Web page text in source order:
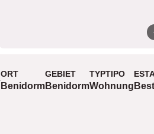
ORT
Benidorm
GEBIET
Benidorm
TYPTIPO
Wohnung